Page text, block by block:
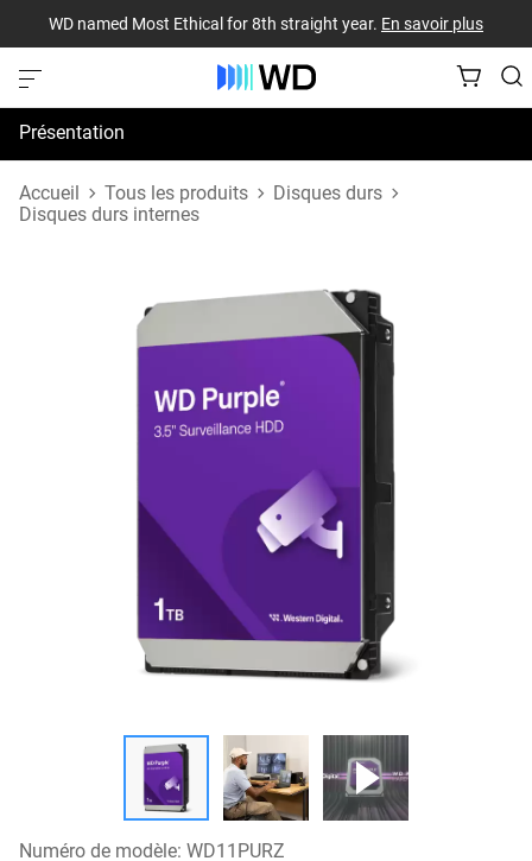
WD named Most Ethical for 8th straight year. En savoir plus
Présentation
Spécifications
Accueil Tous les produits
Disques durs
Disques durs internes
Numéro de modèle: WD11PURZ